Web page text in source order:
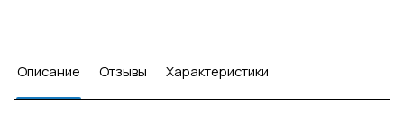
Описание Отзывы Характеристики